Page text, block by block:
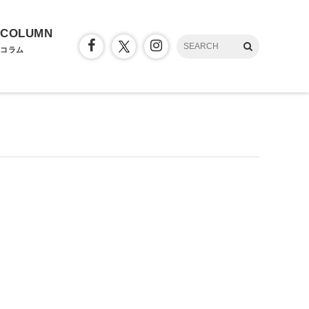
COLUMN
コラム